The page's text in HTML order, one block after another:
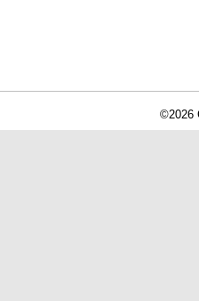
©2026